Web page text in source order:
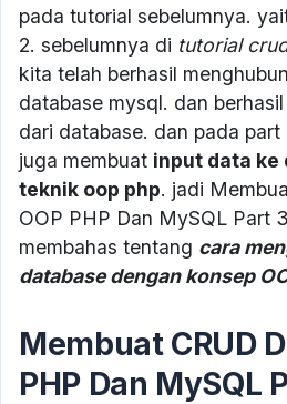
pada tutorial sebelumnya.
2. sebelumnya di tutorial
kita telah berhasil
database mysql. dan
dari database. dan pada
juga membuat input data ke
teknik oop php. jadi
OOP PHP Dan MySQL Part
membahas tentang cara
database dengan konsep
Membuat CRUD
PHP Dan MySQL